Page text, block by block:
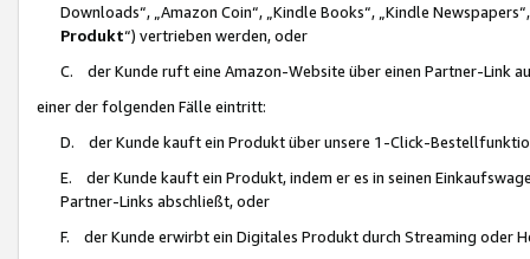
Downloads“, „Amazon Coin“, „Kindle Books“, „Kindle
Produkt“) vertrieben werden, oder
C. der Kunde ruft eine Amazon-Website über einen Partner-Link
einer der folgenden Fälle eintritt:
D. der Kunde kauft ein Produkt über unsere 1-Click-
E. der Kunde kauft ein Produkt, indem er es in seinen
Partner-Links abschließt, oder
F. der Kunde erwirbt ein Digitales Produkt durch Streaming oder